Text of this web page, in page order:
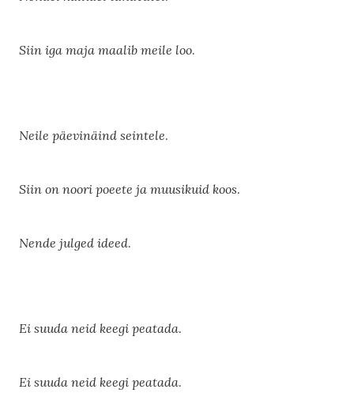
Siin iga maja maalib meile loo.
Neile päevinäind seintele.
Siin on noori poeete ja muusikuid koos.
Nende julged ideed.
Ei suuda neid keegi peatada.
Ei suuda neid keegi peatada.